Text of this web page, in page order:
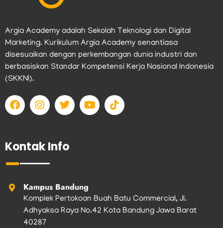
Argia Academy adalah Sekolah Teknologi dan Digital
Marketing. Kurikulum Argia Academy senantiasa
disesuaikan dengan perkembangan dunia industri dan
berbasiskan Standar Kompetensi Kerja Nasional Indonesia
(SKKNI).
F
a
c
o
o
k
I
n
s
a
g
a
T
w
i
e
Y
o
u
T
i
k
Kontak Info
Kampus Bandung
Komplek Pertokoan Buah Batu Commercial, Jl.
Adhyaksa Raya No.42 Kota Bandung Jawa Barat
40287